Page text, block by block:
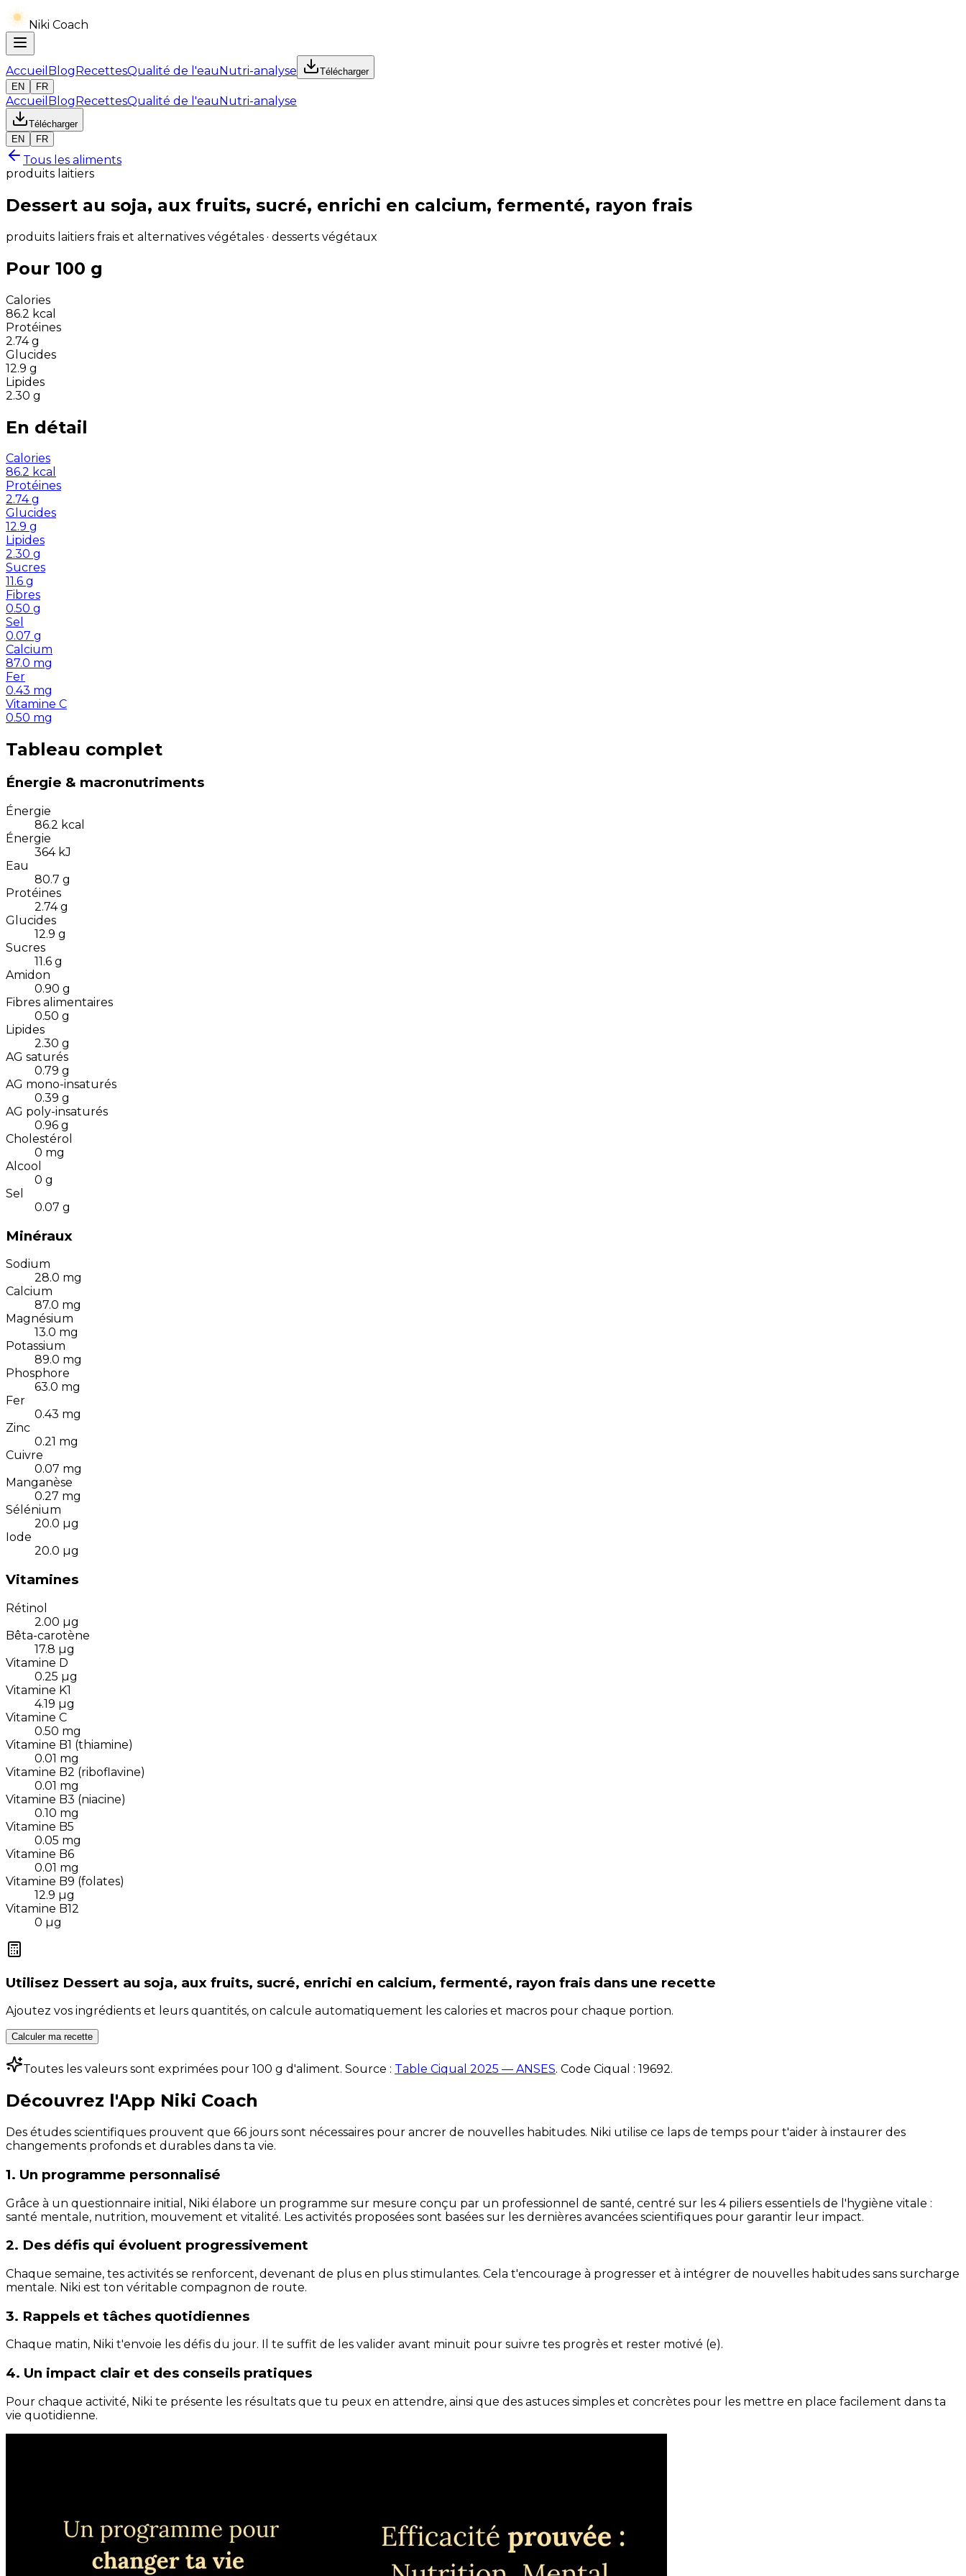
Niki Coach
Accueil BlogRecettesQualité de l'eauNutri-analyse
Télécharger
EN
FR
Accueil BlogRecettesQualité de l'eauNutri-analyse
Télécharger
EN
FR
Tous les aliments
produits laitiers
Dessert au soja, aux fruits, sucré, enrichi en calcium, fermenté, rayon frais
produits laitiers frais et alternatives végétales · desserts végétaux
Pour 100 g
Calories
86.2 kcal
Protéines
2.74 g
Glucides
12.9 g
Lipides
2.30 g
En détail
Calories
86.2 kcal
Protéines
2.74 g
Glucides
12.9 g
Lipides
2.30 g
Sucres
11.6 g
Fibres
0.50 g
Sel
0.07 g
Calcium
87.0 mg
Fer
0.43 mg
Vitamine C
0.50 mg
Tableau complet
Énergie & macronutriments
Énergie
86.2 kcal
Énergie
364 kJ
Eau
80.7 g
Protéines
2.74 g
Glucides
12.9 g
Sucres
11.6 g
Amidon
0.90 g
Fibres alimentaires
0.50 g
Lipides
2.30 g
AG saturés
0.79 g
AG mono-insaturés
0.39 g
AG poly-insaturés
0.96 g
Cholestérol
0 mg
Alcool
0 g
Sel
0.07 g
Minéraux
Sodium
28.0 mg
Calcium
87.0 mg
Magnésium
13.0 mg
Potassium
89.0 mg
Phosphore
63.0 mg
Fer
0.43 mg
Zinc
0.21 mg
Cuivre
0.07 mg
Manganèse
0.27 mg
Sélénium
20.0 µg
Iode
20.0 µg
Vitamines
Rétinol
2.00 µg
Bêta-carotène
17.8 µg
Vitamine D
0.25 µg
Vitamine K1
4.19 µg
Vitamine C
0.50 mg
Vitamine B1 (thiamine)
0.01 mg
Vitamine B2 (riboflavine)
0.01 mg
Vitamine B3 (niacine)
0.10 mg
Vitamine B5
0.05 mg
Vitamine B6
0.01 mg
Vitamine B9 (folates)
12.9 µg
Vitamine B12
0 µg
Utilisez Dessert au soja, aux fruits, sucré, enrichi en calcium, fermenté, rayon frais dans une recette
Ajoutez vos ingrédients et leurs quantités, on calcule automatiquement les calories et macros pour chaque portion.
Calculer ma recette
Toutes les valeurs sont exprimées pour 100 g d'aliment. Source : Table Ciqual 2025 — ANSES. Code Ciqual : 19692.
Découvrez l'App Niki Coach
Des études scientifiques prouvent que 66 jours sont nécessaires pour ancrer de nouvelles habitudes. Niki utilise ce laps de temps pour t'aider à instaurer des
changements profonds et durables dans ta vie.
1. Un programme personnalisé
Grâce à un questionnaire initial, Niki élabore un programme sur mesure conçu par un professionnel de santé, centré sur les 4 piliers essentiels de l'hygiène vitale :
santé mentale, nutrition, mouvement et vitalité. Les activités proposées sont basées sur les dernières avancées scientifiques pour garantir leur impact.
2. Des défis qui évoluent progressivement
Chaque semaine, tes activités se renforcent, devenant de plus en plus stimulantes. Cela t'encourage à progresser et à intégrer de nouvelles habitudes sans surcharge
mentale. Niki est ton véritable compagnon de route.
3. Rappels et tâches quotidiennes
Chaque matin, Niki t'envoie les défis du jour. Il te suffit de les valider avant minuit pour suivre tes progrès et rester motivé (e).
4. Un impact clair et des conseils pratiques
Pour chaque activité, Niki te présente les résultats que tu peux en attendre, ainsi que des astuces simples et concrètes pour les mettre en place facilement dans ta
vie quotidienne.